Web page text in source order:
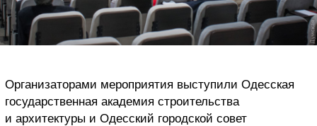
Организаторами мероприятия выступили Одесская
государственная академия строительства
и архитектуры и Одесский городской совет